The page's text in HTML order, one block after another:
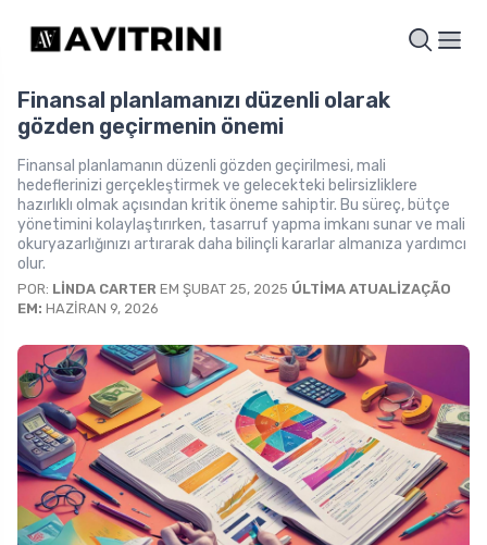
Finansal planlamanızı düzenli olarak
gözden geçirmenin önemi
Finansal planlamanın düzenli gözden geçirilmesi, mali
hedeflerinizi gerçekleştirmek ve gelecekteki belirsizliklere
hazırlıklı olmak açısından kritik öneme sahiptir. Bu süreç, bütçe
yönetimini kolaylaştırırken, tasarruf yapma imkanı sunar ve mali
okuryazarlığınızı artırarak daha bilinçli kararlar almanıza yardımcı
olur.
POR: LINDA CARTER EM ŞUBAT 25, 2025 ÚLTIMA ATUALIZAÇÃO
EM: HAZIRAN 9, 2026